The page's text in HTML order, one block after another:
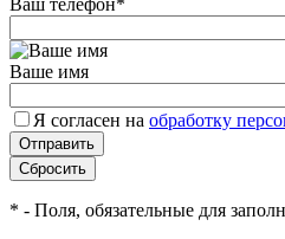
Ваш телефон*
Ваше имя
Я согласен на обработку
* - Поля, обязательные для